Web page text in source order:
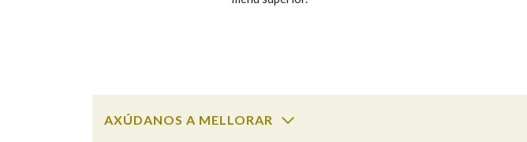
AXÚDANOS A MELLORAR